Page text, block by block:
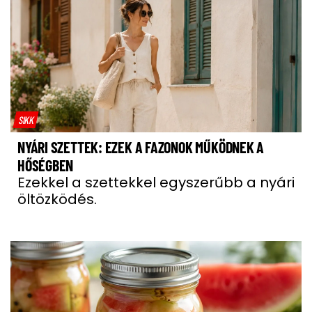
SIKK
NYÁRI SZETTEK: EZEK A FAZONOK MŰKÖDNEK A
HŐSÉGBEN
Ezekkel a szettekkel egyszerűbb a nyári
öltözködés.